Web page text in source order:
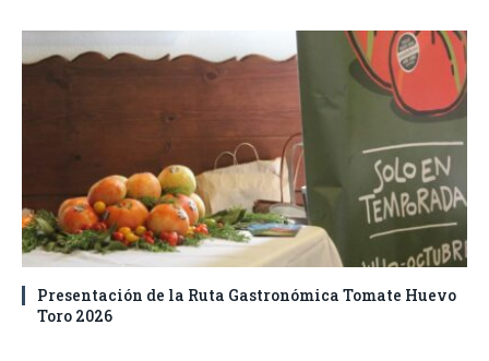
Presentación de la Ruta Gastronómica Tomate Huevo
Toro 2026